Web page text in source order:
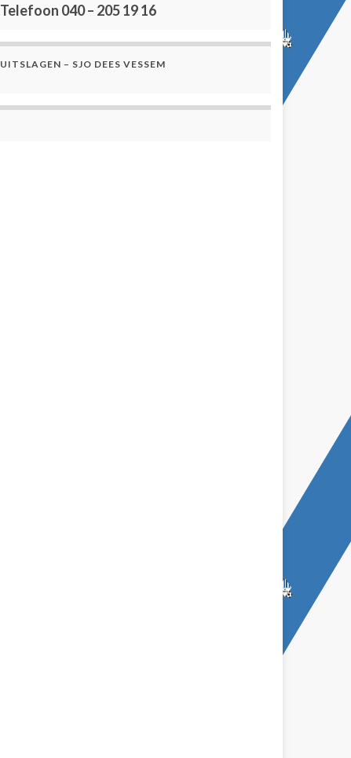
Telefoon 040 – 205 19 16
UITSLAGEN – SJO DEES VESSEM